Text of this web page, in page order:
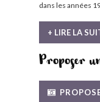
dans les années
+ LIRE LA
Proposer